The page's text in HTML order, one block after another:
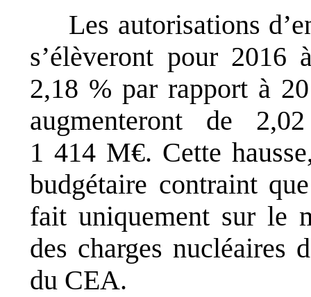
Les autorisations
s’élèveront pour
2,18 % par rapport à
augmenteront de
1 414 M€. Cette
budgétaire contraint
fait uniquement sur le
des charges nucléaires
du CEA.